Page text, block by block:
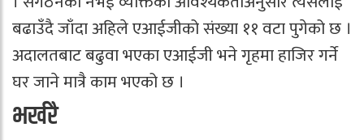
बढाउँदै जाँदा अहिले एआईजीको संख्या ११ वटा पुगेको छ ।
अदालतबाट बढुवा भएका एआईजी भने गृहमा हाजिर गर्ने
घर जाने मात्रै काम भएको छ ।
भर्खरै